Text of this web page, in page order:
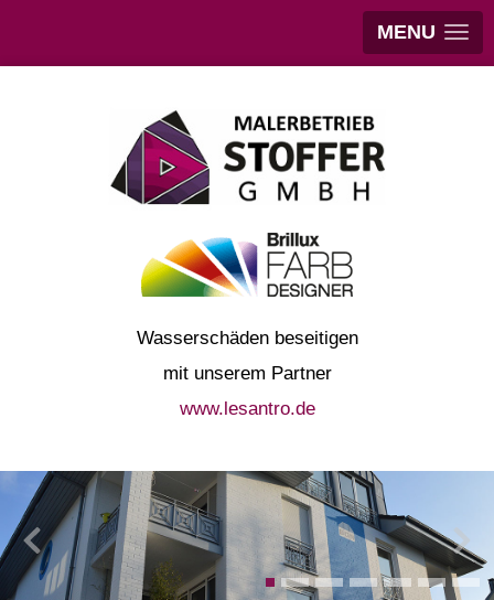
MENU
Wasserschäden beseitigen
mit unserem Partner
www.lesantro.de